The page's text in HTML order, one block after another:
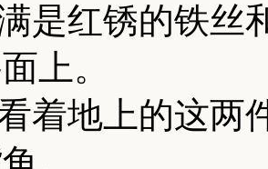
是红锈的铁丝
上。
着地上的这两